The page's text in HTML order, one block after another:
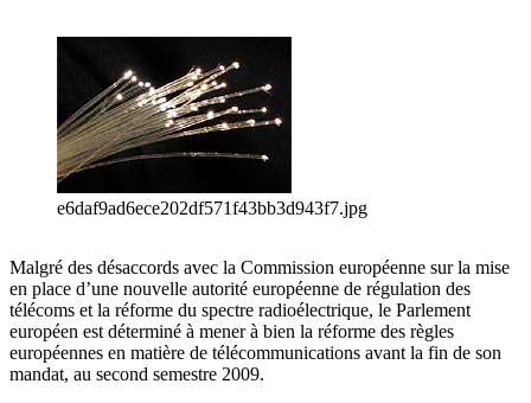
e6daf9ad6ece202df571f43bb3d943f7.jpg
Malgré des désaccords avec la Commission européenne sur la mise
en place d’une nouvelle autorité européenne de régulation des
télécoms et la réforme du spectre radioélectrique, le Parlement
européen est déterminé à mener à bien la réforme des règles
européennes en matière de télécommunications avant la fin de son
mandat, au second semestre 2009.